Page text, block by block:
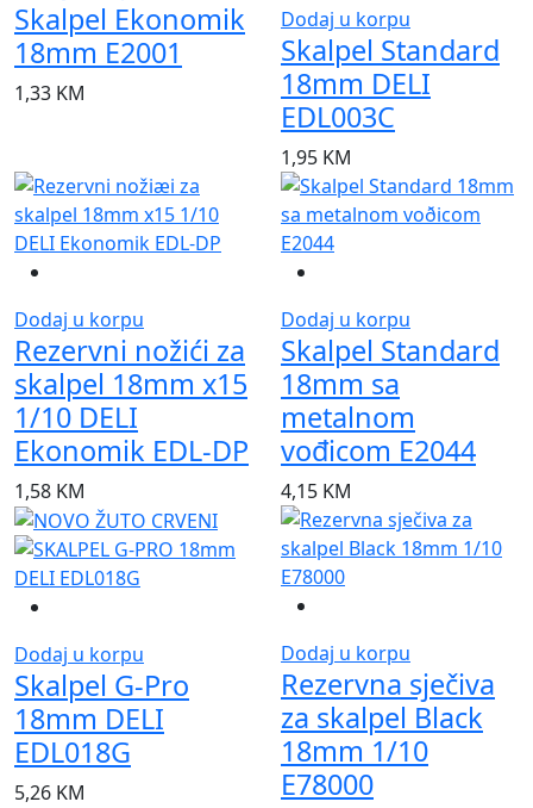
Skalpel Ekonomik
18mm E2001
1,33 KM
Dodaj u korpu
Skalpel Standard
18mm DELI
EDL003C
1,95 KM
Dodaj u korpu
Rezervni nožići za
skalpel 18mm x15
1/10 DELI
Ekonomik EDL-DP
1,58 KM
Dodaj u korpu
Skalpel Standard
18mm sa
metalnom
vođicom E2044
4,15 KM
Dodaj u korpu
Skalpel G-Pro
18mm DELI
EDL018G
5,26 KM
Dodaj u korpu
Rezervna sječiva
za skalpel Black
18mm 1/10
E78000